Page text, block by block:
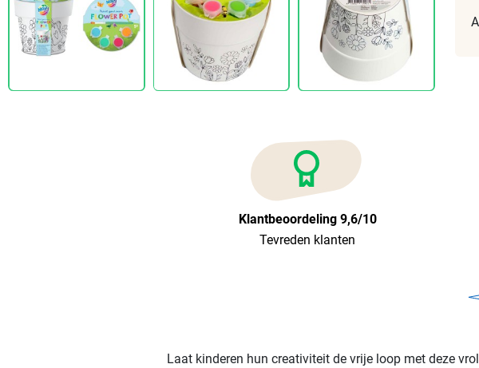
Klantbeoordeling 9,6/10
Tevreden klanten
Laat kinderen hun creativiteit de vrije loop met deze